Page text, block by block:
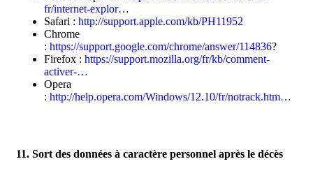
fr/internet-explor…
Safari : http://support.apple.com/kb/PH11952
Chrome
: https://support.google.com/chrome/answer/114836?
Firefox : https://support.mozilla.org/fr/kb/comment-
activer-…
Opera
: http://help.opera.com/Windows/12.10/fr/notrack.htm…
11. Sort des données à caractère personnel après le décès